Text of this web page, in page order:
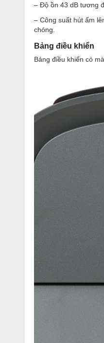
– Độ ồn 43 dB tương
– Công suất hút ẩm
chóng.
Bảng điều khiển
Bảng điều khiển có